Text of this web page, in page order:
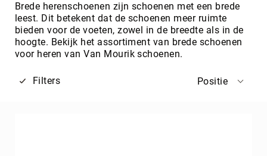
Brede herenschoenen zijn schoenen met een brede
leest. Dit betekent dat de schoenen meer ruimte
bieden voor de voeten, zowel in de breedte als in de
hoogte. Bekijk het assortiment van brede schoenen
voor heren van Van Mourik schoenen.
Filters Positie